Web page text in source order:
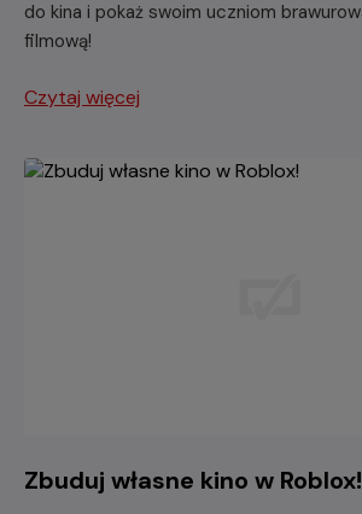
do kina i pokaż swoim uczniom
filmową!
Czytaj więcej
Zbuduj własne kino w Roblox!